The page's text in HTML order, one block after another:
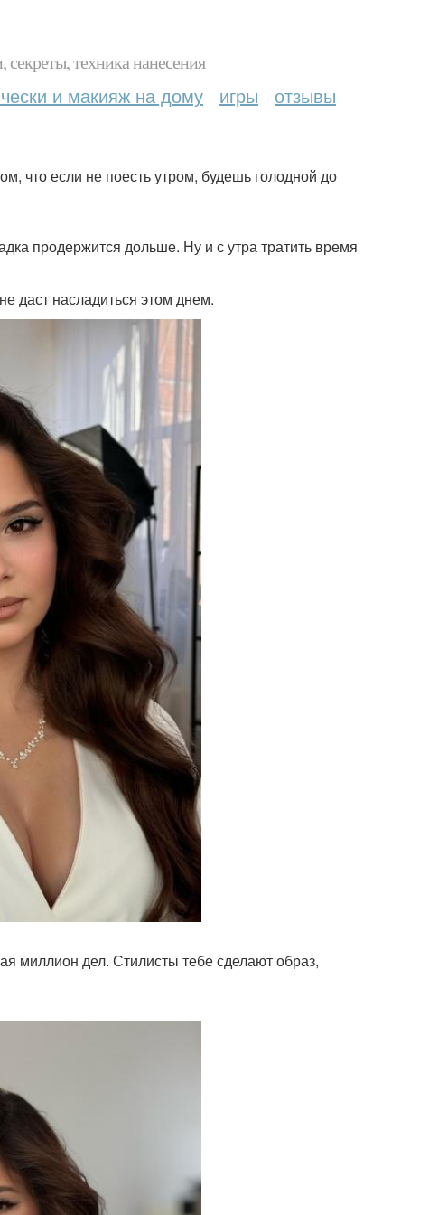
техника нанесения
и макияж на дому игры отзывы
что если не поесть утром, будешь голодной до
продержится дольше. Ну и с утра тратить время
даст насладиться этом днем.
миллион дел. Стилисты тебе сделают образ,